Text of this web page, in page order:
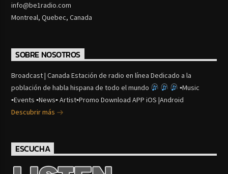
info@be1radio.com
Montreal, Quebec, Canada
SOBRE NOSOTROS
Broadcast | Canada Estación de radio en línea Dedicado a la
población de habla hispana de todo el mundo
▪Music
▪Events ▪News▪ Artist▪Promo Download APP iOS |Android
Descubrir más
ESCUCHA